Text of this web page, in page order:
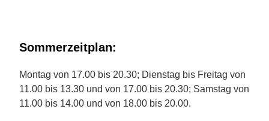
Sommerzeitplan:
Montag von 17.00 bis 20.30; Dienstag bis Freitag von
11.00 bis 13.30 und von 17.00 bis 20.30; Samstag von
11.00 bis 14.00 und von 18.00 bis 20.00.